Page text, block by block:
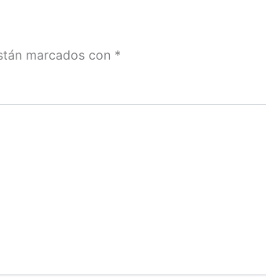
marcados con *